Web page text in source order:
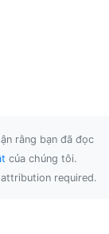
rằng bạn đã đọc
của chúng tôi.
required.